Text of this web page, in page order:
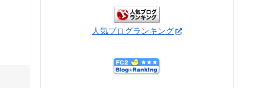
人気ブログランキング